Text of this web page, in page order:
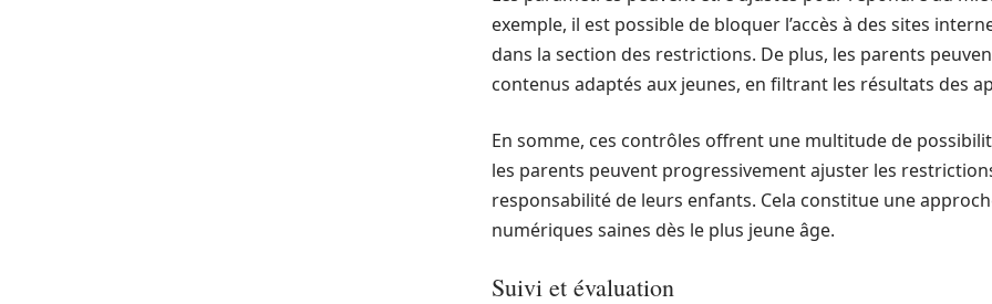
exemple, il est possible de bloquer l’accès à des sites
dans la section des restrictions. De plus, les parents
contenus adaptés aux jeunes, en filtrant les résultats des
En somme, ces contrôles offrent une multitude de
les parents peuvent progressivement ajuster les
responsabilité de leurs enfants. Cela constitue une
numériques saines dès le plus jeune âge.
Suivi et évaluation